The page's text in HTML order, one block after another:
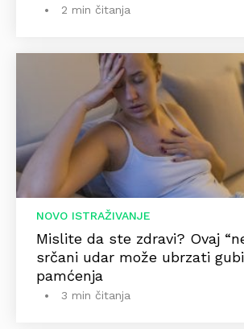
2 min čitanja
NOVO ISTRAŽIVANJE
Mislite da ste zdravi? Ovaj
srčani udar može ubrzati
pamćenja
3 min čitanja